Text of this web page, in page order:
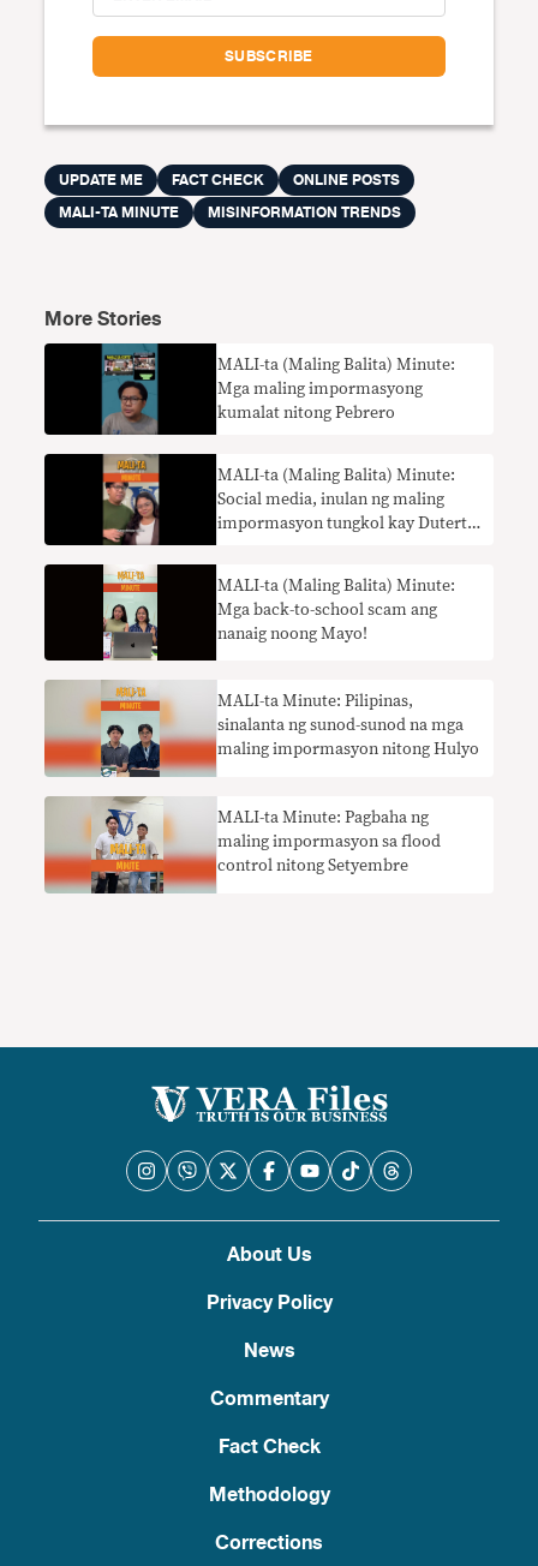
UPDATE ME FACT CHECK
ONLINE POSTS
MALI-TA MINUTE
MISINFORMATION TRENDS
More Stories
MALI-ta (Maling Balita) Minute:
Mga maling impormasyong
kumalat nitong Pebrero
MALI-ta (Maling Balita) Minute:
Social media, inulan ng maling
impormasyon tungkol kay Duterte
MALI-ta (Maling Balita) Minute:
Mga back-to-school scam ang
nanaig noong Mayo!
MALI-ta Minute: Pilipinas,
sinalanta ng sunod-sunod na mga
maling impormasyon nitong Hulyo
MALI-ta Minute: Pagbaha ng
maling impormasyon sa flood
control nitong Setyembre
About Us
Privacy Policy
News
Commentary
Fact Check
Methodology
Corrections